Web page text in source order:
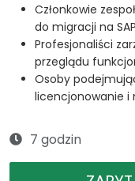
Członkowie
do migracji na SAP
Profesjonaliści
przeglądu
Osoby
licencjonowanie i
7 godzin